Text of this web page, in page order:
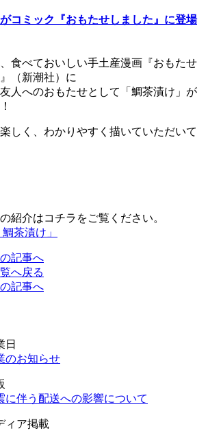
がコミック『おもたせしました』に登場
食べておいしい手土産漫画『おもたせ
（新潮社）に
人へのおもたせとして「鯛茶漬け」が
しく、わかりやすく描いていただいて
紹介はコチラをご覧ください。
茶漬け」
記事へ
へ戻る
記事へ
日
のお知らせ
に伴う配送への影響について
ィア掲載